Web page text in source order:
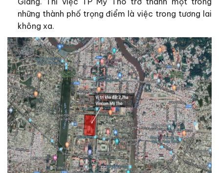
những thành phố trọng điểm là việc trong tương lai
không xa.